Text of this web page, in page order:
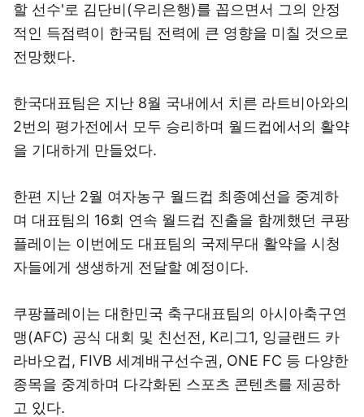
할 선수'로 김단비(우리은행)를 꼽으면서 그의 안정
적인 득점력이 한국팀 전력에 큰 영향을 미칠 것으로
전망했다.
한국대표팀은 지난 8월 국내에서 치른 라트비아와의
2번의 평가전에서 모두 승리하며 월드컵에서의 활약
을 기대하게 만들었다.
한편 지난 2월 여자농구 월드컵 최종예선을 중계하
며 대표팀의 16회 연속 월드컵 진출을 함께했던 쿠팡
플레이는 이번에도 대표팀의 국제무대 활약을 시청
자들에게 생생하게 전달할 예정이다.
쿠팡플레이는 대한민국 축구대표팀의 아시아축구연
맹(AFC) 공식 대회 및 친선전, K리그1, 잉글랜드 카
라바오컵, FIVB 세계배구선수권, ONE FC 등 다양한
종목을 중계하며 다각화된 스포츠 콘텐츠를 제공하
고 있다.